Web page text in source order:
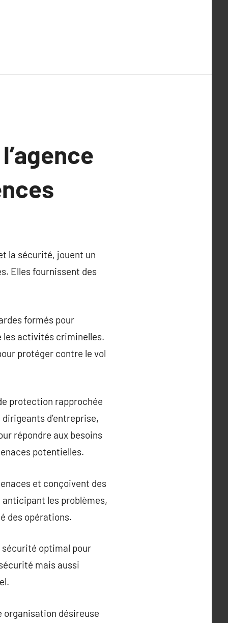
la sécurité, jouent un
Elles fournissent des
formés pour
les activités criminelles.
protéger contre le vol
protection rapprochée
d’entreprise,
répondre aux besoins
potentielles.
et conçoivent des
les problèmes,
des opérations.
sécurité optimal pour
mais aussi
organisation désireuse